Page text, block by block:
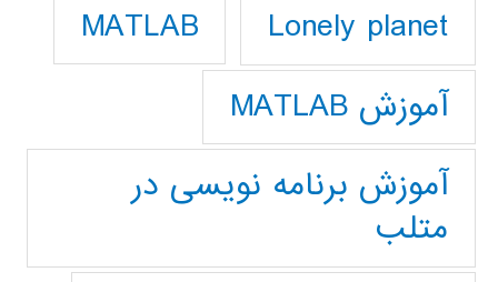
Lonely planet
MATLAB
آموزش MATLAB
آموزش برنامه نویسی در
متلب